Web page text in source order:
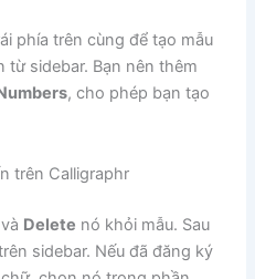
phía trên cùng để tạo mẫu
từ sidebar. Bạn nên thêm
, cho phép bạn tạo
Delete nó khỏi mẫu. Sau
sidebar. Nếu đã đăng ký